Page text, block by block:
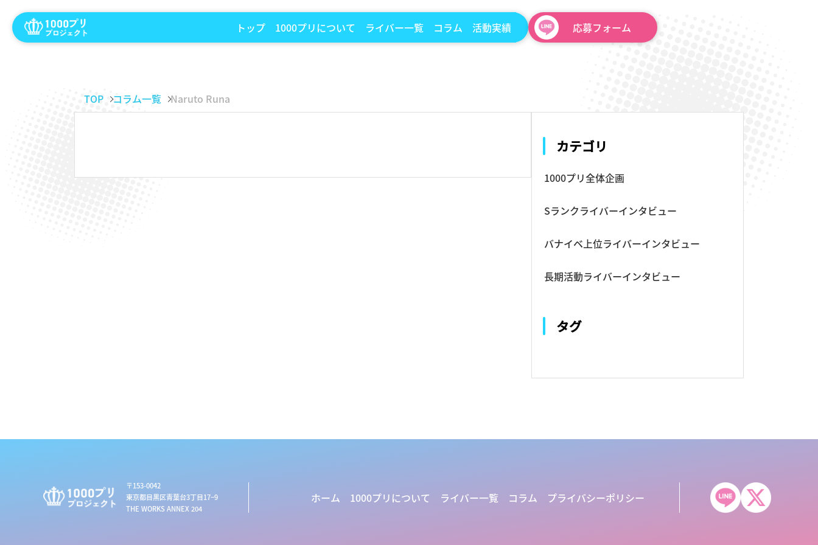
トップ 1000プリについて ライバー一覧 コラム 活動実績 応募フォーム
TOP コラム一覧 Naruto Runa
カテゴリ
1000プリ全体企画
Sランクライバーインタビュー
バナイベ上位ライバーインタビュー
長期活動ライバーインタビュー
タグ
〒153-0042
東京都目黒区青葉台3丁目17−9
THE WORKS ANNEX 204
ホーム 1000プリについて ライバー一覧 コラム プライバシーポリシー